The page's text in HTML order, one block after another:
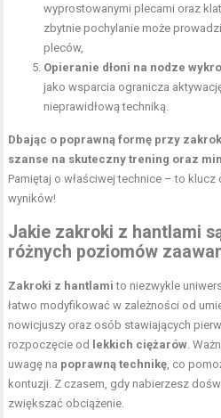
wyprostowanymi plecami oraz
zbytnie pochylanie może
pleców,
Opieranie dłoni na nodze
jako wsparcia ogranicza
nieprawidłową techniką.
Dbając o poprawną formę przy
szanse na skuteczny trening oraz
Pamiętaj o właściwej technice – to
wyników!
Jakie zakroki z hantlami
różnych poziomów
Zakroki z hantlami to niezwykle
łatwo modyfikować w zależności od
nowicjuszy oraz osób stawiających
rozpoczęcie od
lekkich ciężarów .
uwagę na poprawną technikę , co
kontuzji. Z czasem, gdy nabierzesz
zwiększać obciążenie.